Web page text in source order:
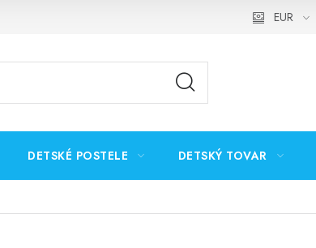
EUR
DETSKÉ POSTELE DETSKÝ TOVAR